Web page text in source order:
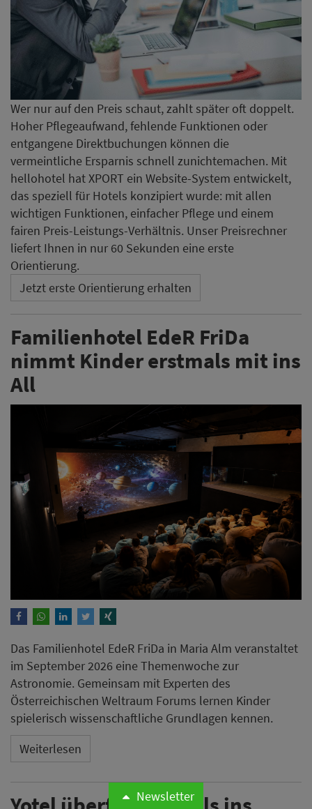
Wer nur auf den Preis schaut, zahlt später oft doppelt.
Hoher Pflegeaufwand, fehlende Funktionen oder
entgangene Direktbuchungen können die
vermeintliche Ersparnis schnell zunichtemachen. Mit
hellohotel hat XPORT ein Website-System entwickelt,
das speziell für Hotels konzipiert wurde: mit allen
wichtigen Funktionen, einfacher Pflege und einem
fairen Preis-Leistungs-Verhältnis. Unser Preisrechner
liefert Ihnen in nur 60 Sekunden eine erste
Orientierung.
Jetzt erste Orientierung erhalten
Familienhotel EdeR FriDa
nimmt Kinder erstmals mit ins
All
Das Familienhotel EdeR FriDa in Maria Alm veranstaltet
im September 2026 eine Themenwoche zur
Astronomie. Gemeinsam mit Experten des
Österreichischen Weltraum Forums lernen Kinder
spielerisch wissenschaftliche Grundlagen kennen.
Weiterlesen
Newsletter